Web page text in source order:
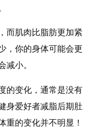
而肌肉比脂肪更加紧
，你的身体可能会更
减小。
的变化，通常是没有
身爱好者减脂后期肚
重的变化并不明显！